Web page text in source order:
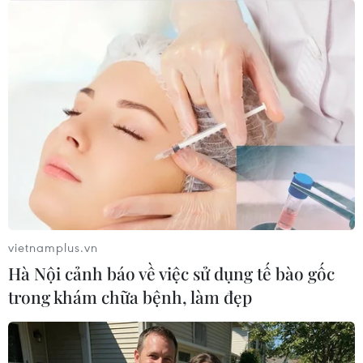
vietnamplus.vn
Hà Nội cảnh báo về việc sử dụng tế bào gốc
trong khám chữa bệnh, làm đẹp